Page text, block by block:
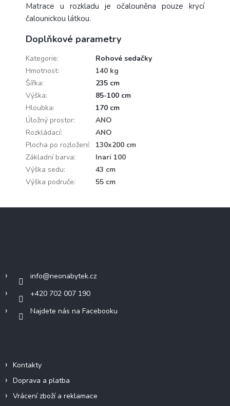
Matrace u rozkladu je očalouněna pouze krycí
čalounickou látkou.
Doplňkové parametry
Kategorie:
Rohové sedačky
Hmotnost:
140 kg
Šířka:
235 cm
Výška:
85-100 cm
Hloubka:
170 cm
Úložný prostor:
ANO
Rozkládací:
ANO
Plocha po rozložení:
130x200 cm
Základní barva:
Inari 100
Výška sedu:
43 cm
Výška područe: 55 cm
info@neonabytek.cz
+420 702 007 190
Najdete nás na Facebooku
Kontakty
Doprava a platba
Vrácení zboží a reklamace